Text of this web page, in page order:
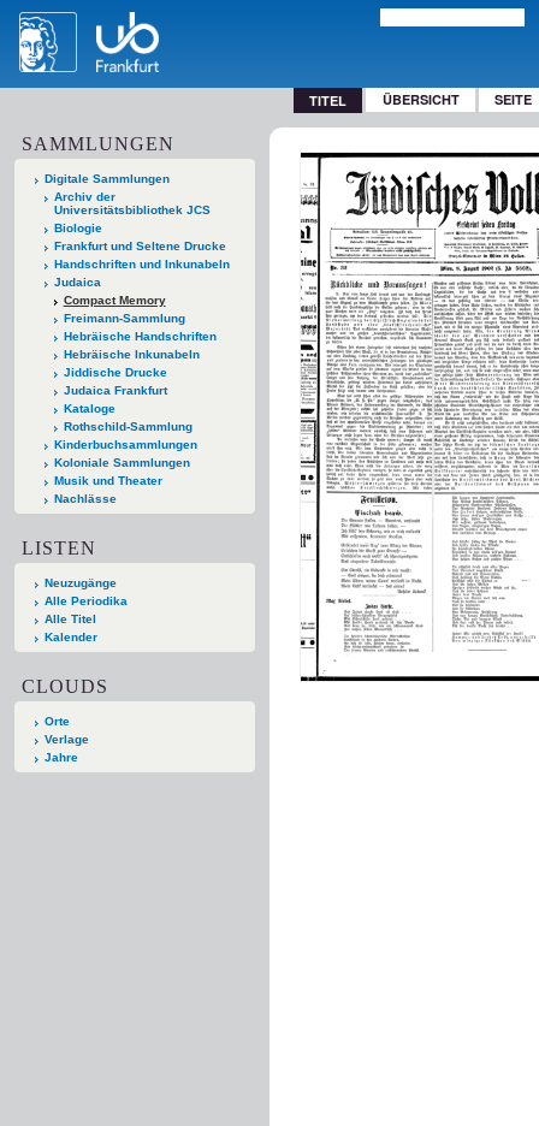
TITEL ÜBERSICHT SEITE
SAMMLUNGEN
Digitale Sammlungen
Archiv der
Universitätsbibliothek JCS
Biologie
Frankfurt und Seltene Drucke
Handschriften und Inkunabeln
Judaica
Compact Memory
Freimann-Sammlung
Hebräische Handschriften
Hebräische Inkunabeln
Jiddische Drucke
Judaica Frankfurt
Kataloge
Rothschild-Sammlung
Kinderbuchsammlungen
Koloniale Sammlungen
Musik und Theater
Nachlässe
LISTEN
Neuzugänge
Alle Periodika
Alle Titel
Kalender
CLOUDS
Orte
Verlage
Jahre